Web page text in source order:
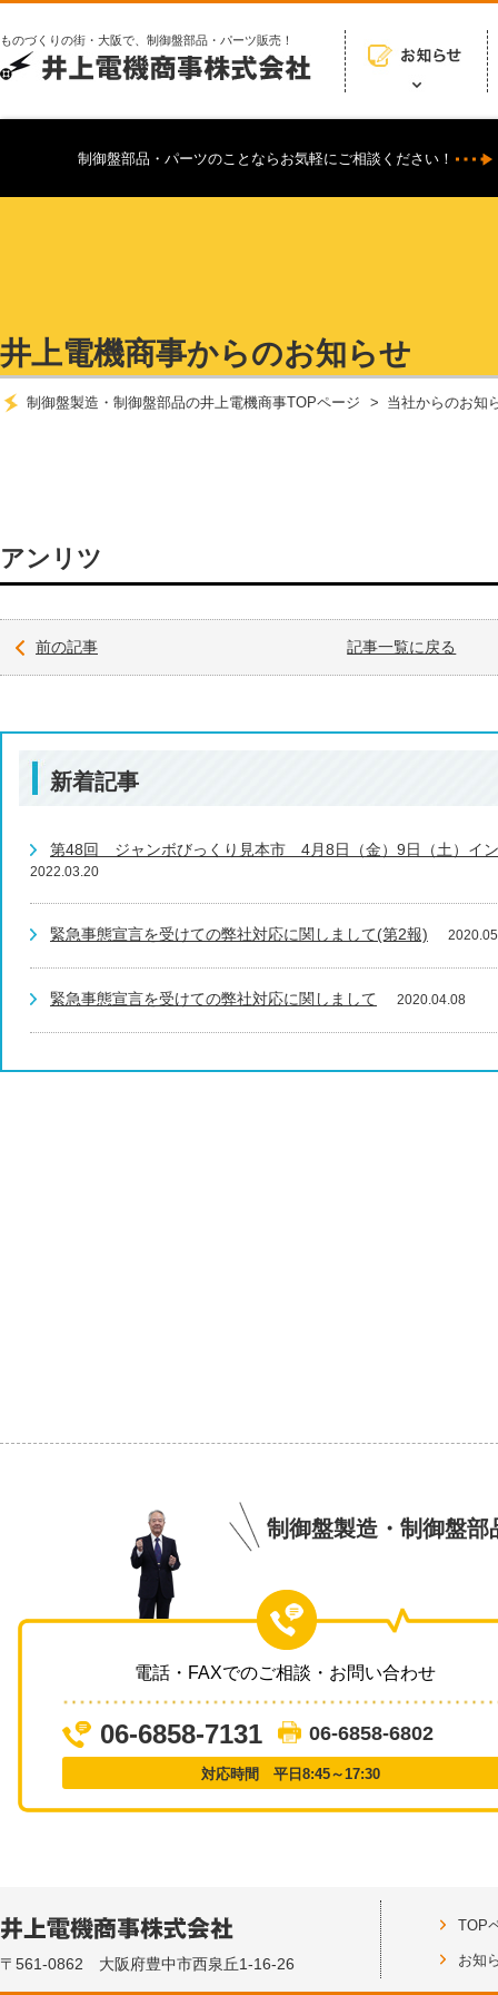
ものづくりの街・大阪で、制御盤部品・パーツ販売！
制御盤部品・パーツのことならお気軽にご相談ください！
井上電機商事からのお知らせ
制御盤製造・制御盤部品の井上電機商事TOPページ 当社からのお知
アンリツ
前の記事 記事一覧に戻る
新着記事
第48回 ジャンボびっくり見本市 4月8日（金）9日（土）イ
2022.03.20
緊急事態宣言を受けての弊社対応に関しまして(第2報)
緊急事態宣言を受けての弊社対応に関しまして 2020.04.08
制御盤製造・制御盤
電話・FAXでのご相談・お問い合わせ
06-6858-7131 06-6858-6802
対応時間 平日8:45～17:30
〒561-0862 大阪府豊中市西泉丘1-16-26
TOP
お知